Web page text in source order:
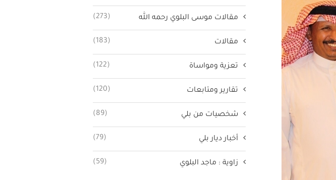
مقالات موسى البلوي رحمه الله (273)
مقالات (183)
تعزية ومواساة (122)
تقارير ومتابعات (120)
شخصيات من بلي (89)
أخبار ديار بلي (79)
زاوية : ماجد البلوي (59)